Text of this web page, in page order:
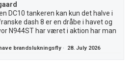
DC10 tankeren kan kun det halve i
dash 8 er en dråbe i havet og
N944ST har været i aktion har man
brandslukningsfly · 28. July 2026